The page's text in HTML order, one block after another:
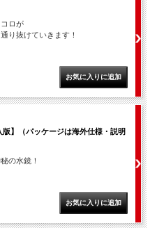
ロが
り抜けていきます！
版】（パッケージは海外仕様・説明
の水鏡！